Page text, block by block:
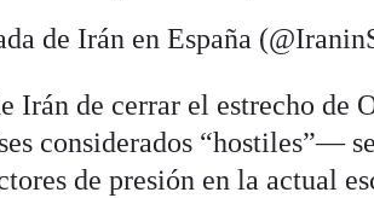
de Irán en España
Irán de cerrar el estrecho
considerados “hostiles”—
de presión en la actual